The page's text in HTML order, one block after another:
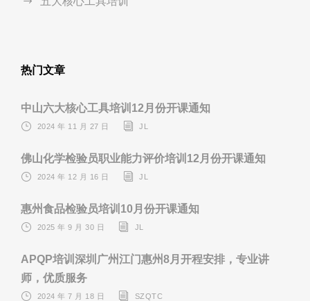
热门文章
中山六大核心工具培训12月份开课通知
2024 年 11 月 27 日 JL
佛山化学检验员职业能力评价培训12月份开课通知
2024 年 12 月 16 日 JL
惠州食品检验员培训10月份开课通知
2025 年 9 月 30 日 JL
APQP培训深圳广州江门惠州8月开程安排，专业讲
师，优质服务
2024 年 7 月 18 日 SZQTC